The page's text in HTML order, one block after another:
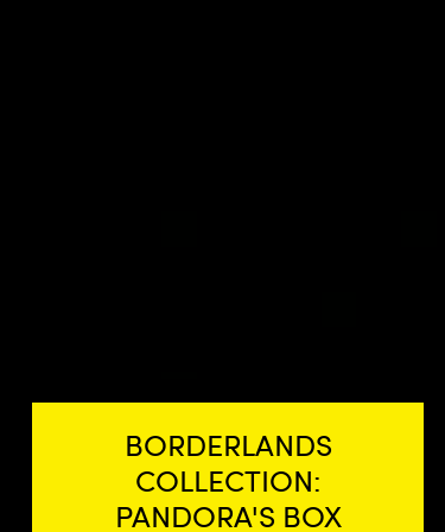
BORDERLANDS
COLLECTION:
PANDORA'S BOX